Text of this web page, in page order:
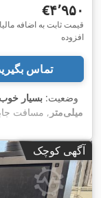
‎€۴٬۹۵۰
قیمت ثابت به اضافه
افزوده
تماس
وضعیت: بسیار
۴۰۰ میلی‌متر , مسافت
آگهی کوچک